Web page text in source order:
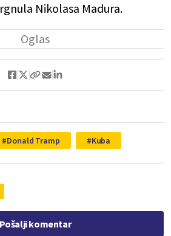
Nikolasa Madura.
Donald Tramp Kuba
Pošalji komentar